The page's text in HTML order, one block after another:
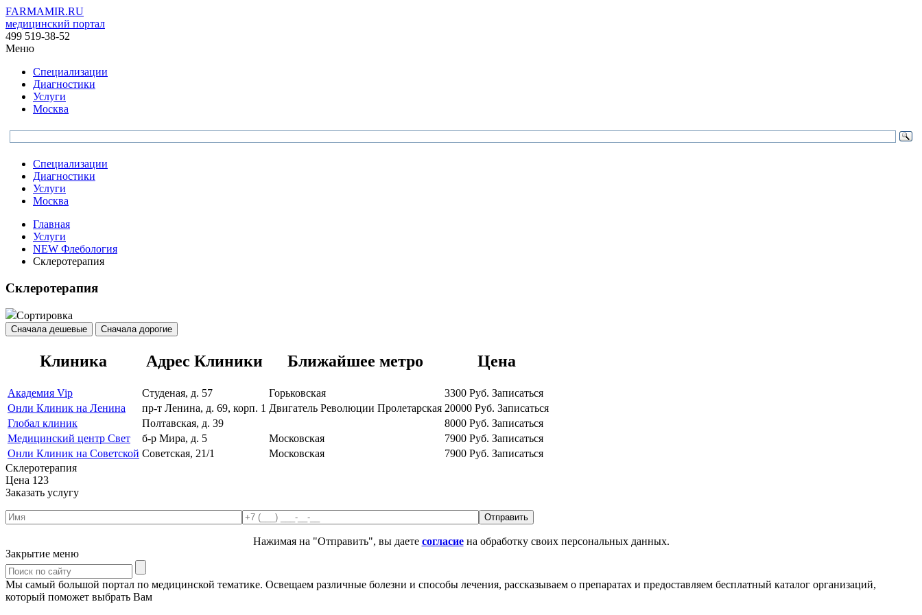
FARMAMIR.RU
медицинский портал
499 519-38-52
Меню
Специализации
Диагностики
Услуги
Москва
Специализации
Диагностики
Услуги
Москва
Главная
Услуги
NEW Флебология
Склеротерапия
Склеротерапия
Сортировка
Сначала дешевые Сначала дорогие
Клиника Адрес Клиники Ближайшее метро Цена
Академия Vip Студеная, д. 57 Горьковская 3300 Руб. Записаться
Онли Клиник на Ленина
пр-т Ленина, д. 69, корп. 1 Двигатель Революции Пролетарская 20000 Руб. Записаться
Глобал клиник
Полтавская, д. 39 8000 Руб. Записаться
Медицинский центр Свет
б-р Мира, д. 5 Московская 7900 Руб. Записаться
Онли Клиник на Советской Советская, 21/1 Московская 7900 Руб. Записаться
Склеротерапия
Цена 123
Заказать услугу
Нажимая на "Отправить", вы даете согласиена обработку своих персональных данных.
Закрытие меню
Мы самый большой портал по медицинской тематике. Освещаем различные болезни и способы лечения, рассказываем о препаратах и предоставляем бесплатный каталог организаций,
который поможет выбрать Вам